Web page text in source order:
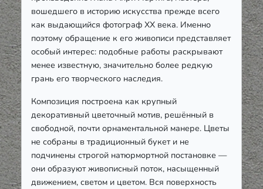
вошедшего в историю искусства прежде всего
как выдающийся фотограф XX века. Именно
поэтому обращение к его живописи представляет
особый интерес: подобные работы раскрывают
менее известную, значительно более редкую
грань его творческого наследия.
Композиция построена как крупный
декоративный цветочный мотив, решённый в
свободной, почти орнаментальной манере. Цветы
не собраны в традиционный букет и не
подчинены строгой натюрмортной постановке —
они образуют живописный поток, насыщенный
движением, светом и цветом. Вся поверхность